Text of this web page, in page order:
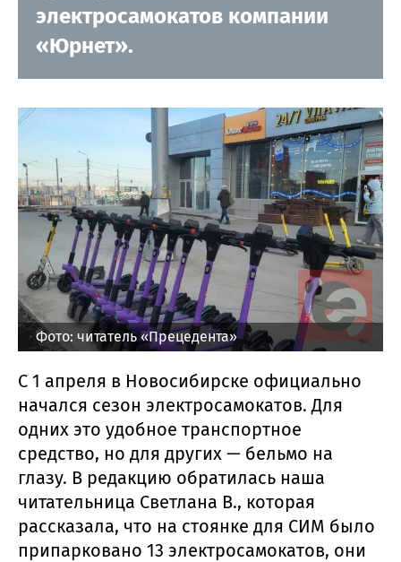
электросамокатов компании
«Юрнет».
Фото: читатель «Прецедента»
С 1 апреля в Новосибирске официально
начался сезон электросамокатов. Для
одних это удобное транспортное
средство, но для других — бельмо на
глазу. В редакцию обратилась наша
читательница Светлана В., которая
рассказала, что на стоянке для СИМ было
припарковано 13 электросамокатов, они